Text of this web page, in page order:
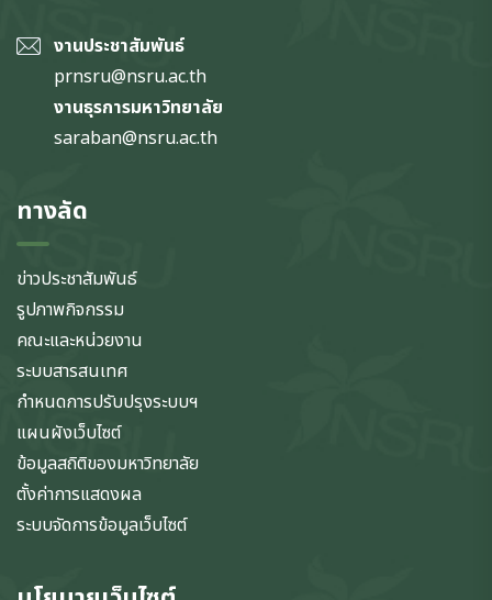
งานประชาสัมพันธ์
prnsru@nsru.ac.th
งานธุรการมหาวิทยาลัย
saraban@nsru.ac.th
ทางลัด
ข่าวประชาสัมพันธ์
รูปภาพกิจกรรม
คณะและหน่วยงาน
ระบบสารสนเทศ
กำหนดการปรับปรุงระบบฯ
แผนผังเว็บไซต์
ข้อมูลสถิติของมหาวิทยาลัย
ตั้งค่าการแสดงผล
ระบบจัดการข้อมูลเว็บไซต์